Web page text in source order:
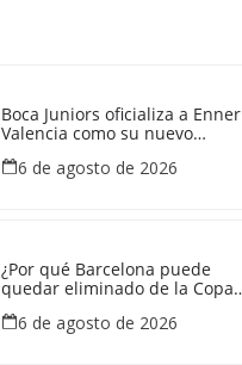
Boca Juniors oficializa a Enner
Valencia como su nuevo
ganaría el ecuatoriano
6 de agosto de 2026
¿Por qué Barcelona puede
quedar eliminado de la Copa
derrotado a Liga de Portoviejo?
6 de agosto de 2026